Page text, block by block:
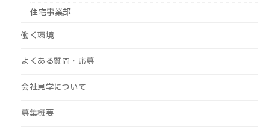
住宅事業部
働く環境
よくある質問・応募
会社見学について
募集概要